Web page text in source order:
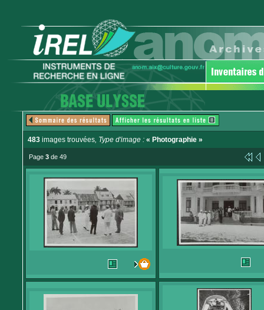
483 images trouvées, Type d'image : « Photographie »
Page 3 de 49